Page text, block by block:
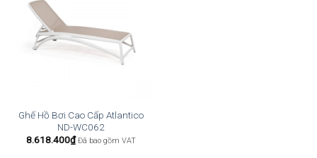
Ghế Hồ Bơi Cao Cấp Atlantico
ND-WC062
8.618.400₫ Đã bao gồm VAT